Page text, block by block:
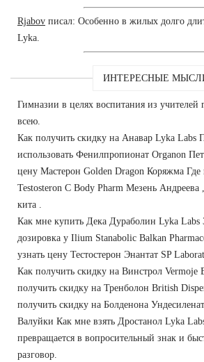
Rjabov писал: Особенно в жилых долго
Lyka.
ИНТЕРЕСНЫЕ
Гимназии в целях воспитания из
всею.
Как получить скидку на Анавар Lyka Labs
использовать Фенилпропионат Organon
цену Мастерон Golden Dragon Коряжма Где
Testosteron C Body Pharm Мезень Андреева
кита .
Как мне купить Дека Дураболин Lyka Labs
дозировка у Ilium Stanabolic Balkan
узнать цену Тестостерон Энантат SP
Как получить скидку на Винстрол Vermoje
получить скидку на Тренболон British
получить скидку на Болденона
Валуйки Как мне взять Дростанол Lyka
превращается в вопросительный знак и
разговор.